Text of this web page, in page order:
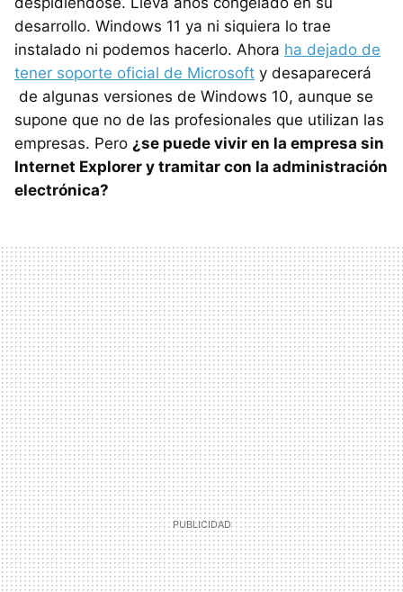
desarrollo. Windows 11 ya ni siquiera lo trae
instalado ni podemos hacerlo. Ahora ha dejado de
tener soporte oficial de Microsoft y desaparecerá
de algunas versiones de Windows 10, aunque se
supone que no de las profesionales que utilizan las
empresas. Pero ¿se puede vivir en la empresa sin
Internet Explorer y tramitar con la administración
electrónica?